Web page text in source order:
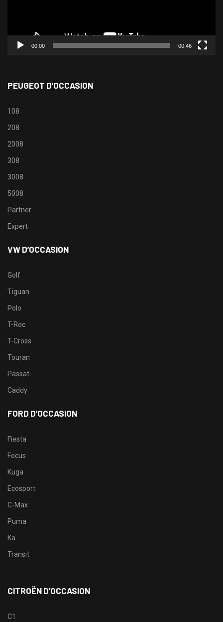
00:00 00:46
PEUGEOT D’OCCASION
108
208
2008
308
3008
5008
Partner
Expert
VW D’OCCASION
Golf
Tiguan
Polo
T-Roc
T-Cross
Touran
Passat
Caddy
FORD D’OCCASION
Fiesta
Focus
Kuga
Ecosport
C-Max
Puma
Ka
Transit
CITROËN D’OCCASION
C1